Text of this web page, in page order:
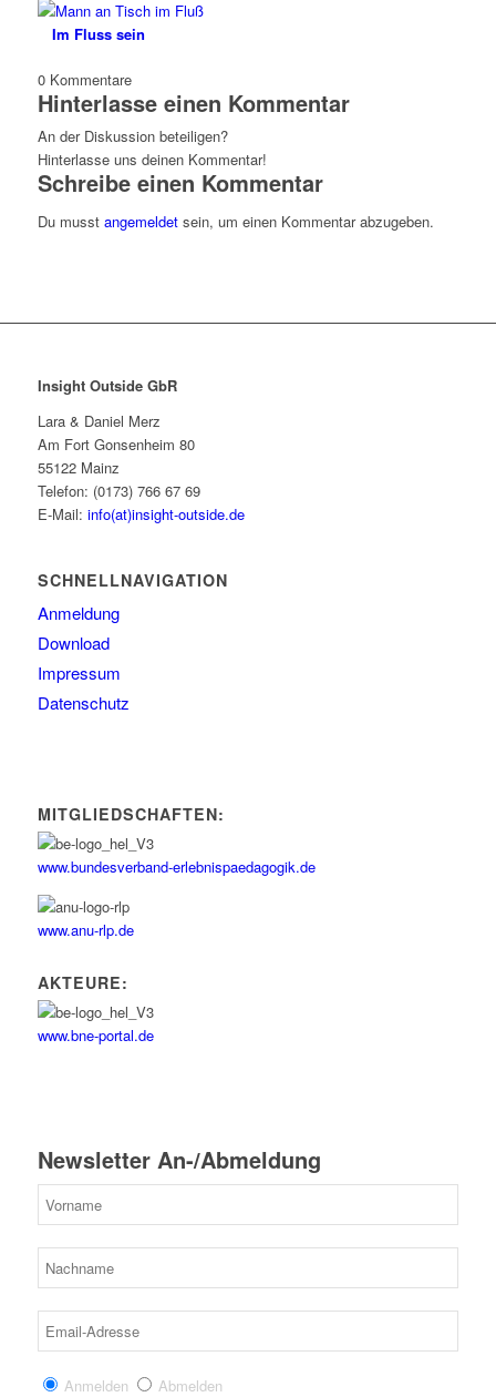
Im Fluss sein
0 Kommentare
Hinterlasse einen Kommentar
An der Diskussion beteiligen?
Hinterlasse uns deinen Kommentar!
Schreibe einen Kommentar
Du musst angemeldetsein, um einen Kommentar abzugeben.
Insight Outside GbR
Lara & Daniel Merz
Am Fort Gonsenheim 80
55122 Mainz
Telefon: (0173) 766 67 69
E-Mail: info(at)insight-outside.de
SCHNELLNAVIGATION
Anmeldung
Download
Impressum
Datenschutz
MITGLIEDSCHAFTEN:
www.bundesverband-erlebnispaedagogik.de
www.anu-rlp.de
AKTEURE:
www.bne-portal.de
Newsletter An-/Abmeldung
Anmelden Abmelden